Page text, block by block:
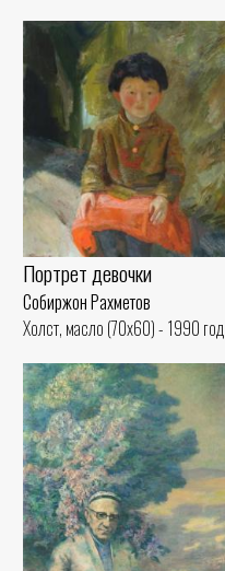
Портрет девочки
Собиржон Рахметов
Холст, масло (70x60) - 1990 год